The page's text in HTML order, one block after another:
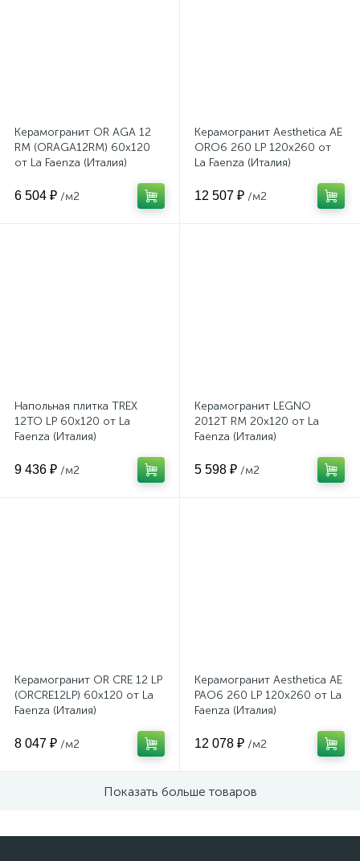
Керамогранит OR AGA 12
RM (ORAGA12RM) 60x120
от La Faenza (Италия)
6 504 ₽ /м2
Керамогранит Aesthetica AE
ORO6 260 LP 120x260 от
La Faenza (Италия)
12 507 ₽ /м2
Напольная плитка TREX
12TO LP 60x120 от La
Faenza (Италия)
9 436 ₽ /м2
Керамогранит LEGNO
2012T RM 20x120 от La
Faenza (Италия)
5 598 ₽ /м2
Керамогранит OR CRE 12 LP
(ORCRE12LP) 60x120 от La
Faenza (Италия)
8 047 ₽ /м2
Керамогранит Aesthetica AE
PAO6 260 LP 120x260 от La
Faenza (Италия)
12 078 ₽ /м2
Показать больше товаров